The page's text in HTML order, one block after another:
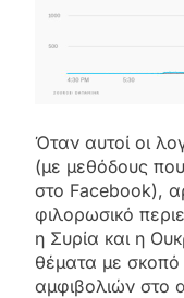
Όταν αυτοί οι
(με μεθόδους
στο Facebook),
φιλορωσικό
η Συρία και η
θέματα με σκοπό
αμφιβολιών στο